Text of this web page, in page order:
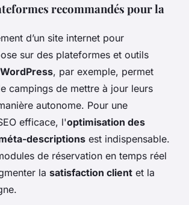
recommandés pour la
d’un site internet pour
sur des plateformes et outils
WordPress, par exemple, permet
campings de mettre à jour leurs
autonome. Pour une
efficace, l'optimisation des
descriptions est indispensable.
de réservation en temps réel
la satisfaction client et la